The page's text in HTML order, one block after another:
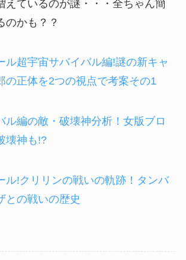
えているのが謎・・・全ちゃん簡
のかも？？
超宇宙サバイバル編!謎の新キャ
の正体を2つの視点で考案その1
編の敵・破壊神分析！女版ブロ
壊神も!?
ル!クリリンの戦いの軌跡！タンバ
との戦いの歴史